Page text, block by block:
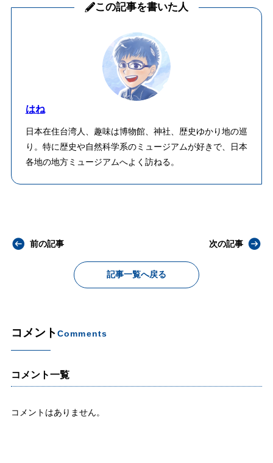
この記事を書いた人
はね
日本在住台湾人、趣味は博物館、神社、歴史ゆかり地の巡
り。特に歴史や自然科学系のミュージアムが好きで、日本
各地の地方ミュージアムへよく訪ねる。
前の記事
記事一覧へ戻る
次の記事
コメントComments
コメント一覧
コメントはありません。